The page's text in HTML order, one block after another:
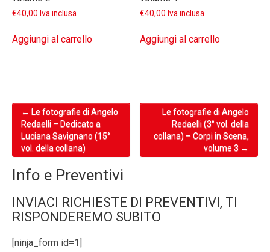
€40,00 Iva inclusa
Aggiungi al carrello
€40,00 Iva inclusa
Aggiungi al carrello
Post navigation
← Le fotografie di Angelo
Redaelli – Dedicato a
Luciana Savignano (15°
vol. della collana)
Le fotografie di Angelo
Redaelli (3° vol. della
collana) – Corpi in Scena,
volume 3 →
Info e Preventivi
INVIACI RICHIESTE DI PREVENTIVI, TI
RISPONDEREMO SUBITO
[ninja_form id=1]